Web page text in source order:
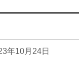
年10月24日